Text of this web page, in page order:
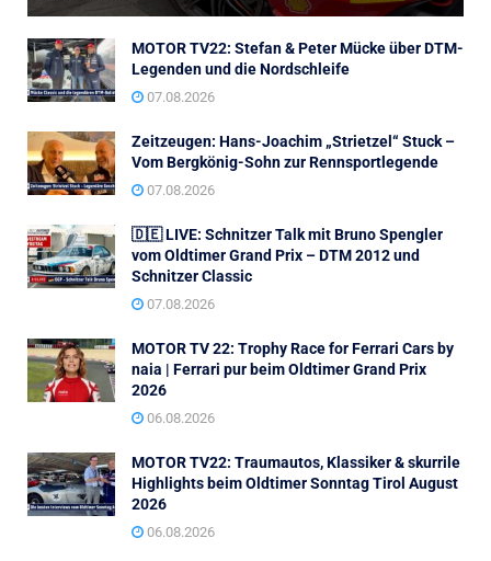
MOTOR TV22: Stefan & Peter Mücke über DTM-
Legenden und die Nordschleife
07.08.2026
Zeitzeugen: Hans-Joachim „Strietzel“ Stuck –
Vom Bergkönig-Sohn zur Rennsportlegende
07.08.2026
🇩🇪 LIVE: Schnitzer Talk mit Bruno Spengler
vom Oldtimer Grand Prix – DTM 2012 und
Schnitzer Classic
07.08.2026
MOTOR TV 22: Trophy Race for Ferrari Cars by
naia | Ferrari pur beim Oldtimer Grand Prix
2026
06.08.2026
MOTOR TV22: Traumautos, Klassiker & skurrile
Highlights beim Oldtimer Sonntag Tirol August
2026
06.08.2026